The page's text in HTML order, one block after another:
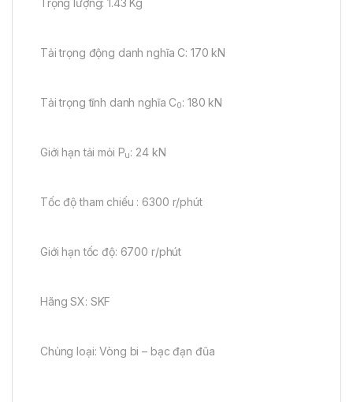
Tải trọng động danh nghĩa C: 170 kN
Tải trọng tĩnh danh nghĩa C0: 180 kN
Giới hạn tải mỏi Pu: 24 kN
Tốc độ tham chiếu : 6300 r/phút
Giới hạn tốc độ: 6700 r/phút
Hãng SX: SKF
Chủng loại: Vòng bi – bạc đạn đũa